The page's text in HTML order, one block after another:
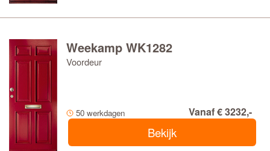
Weekamp WK1282
Voordeur
50 werkdagen Vanaf € 3232,-
Bekijk